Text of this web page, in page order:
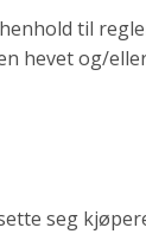
til
hevet og/
seg